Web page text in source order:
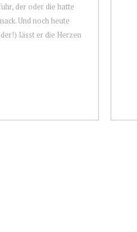
der oder die hatte
Und noch heute
lässt er die Herzen